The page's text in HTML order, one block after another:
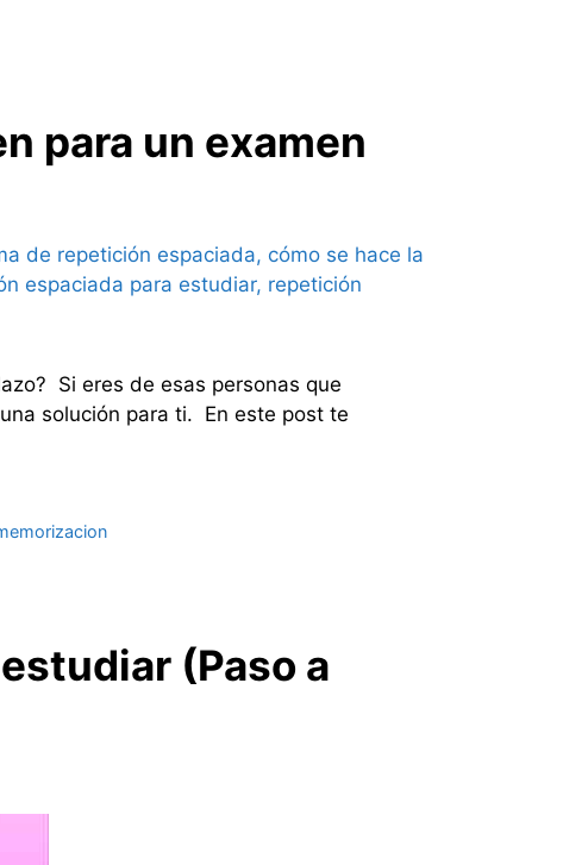
para un examen
Si eres de esas personas que
solución para ti. En este post te
(Paso a